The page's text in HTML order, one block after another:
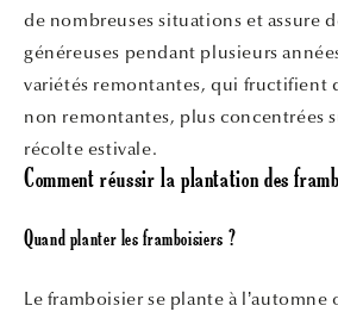
de nombreuses situations et assure
généreuses pendant plusieurs
variétés remontantes, qui fructifient
non remontantes, plus concentrées
récolte estivale.
Comment réussir la plantation des
Quand planter les framboisiers ?
Le framboisier se plante à l’automne